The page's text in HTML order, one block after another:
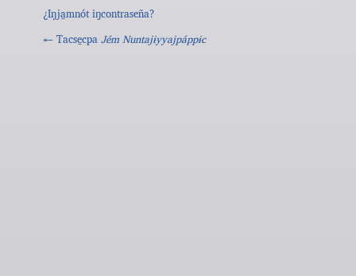
¿Iŋja̱mnót iŋcontraseña?
← Tacse̱cpa Jém Nuntajɨyyajpáppɨc